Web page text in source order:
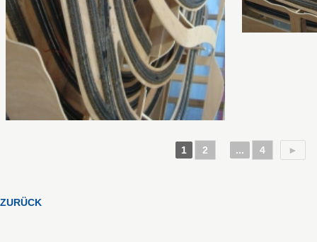
1 2 ... 4 ►
ZURÜCK